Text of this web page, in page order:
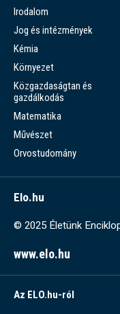
Irodalom
Jog és intézmények
Kémia
Környezet
Közgazdaságtan és
gazdálkodás
Matematika
Művészet
Orvostudomány
Elo.hu
© 2025 Életünk
www.elo.hu
Az ELO.hu-ról